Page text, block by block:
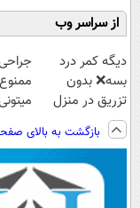
از سراسر وب
دیگه کمر درد
بسه❌ بدون
تزریق در منزل
درمانش کن✅
◀پرسش‌نامه پر
کنی!
بازگشت به بالای